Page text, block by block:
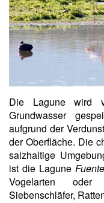
Die Lagune wird
Grundwasser
aufgrund der
der Oberfläche. Die
salzhaltige
ist die Lagune
Vogelarten oder
Siebenschläfer,